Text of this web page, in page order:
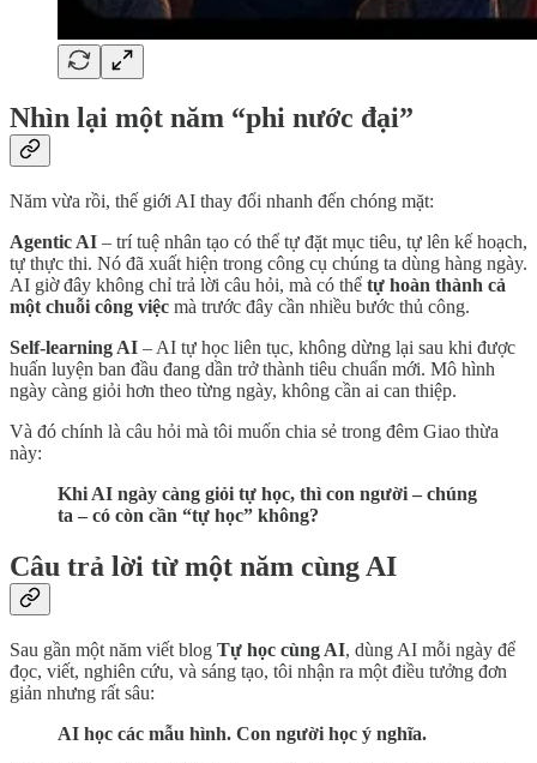
Nhìn lại một năm “phi nước đại”
Năm vừa rồi, thế giới AI thay đổi nhanh đến chóng mặt:
Agentic AI – trí tuệ nhân tạo có thể tự đặt mục tiêu, tự lên kế hoạch,
tự thực thi. Nó đã xuất hiện trong công cụ chúng ta dùng hàng ngày.
AI giờ đây không chỉ trả lời câu hỏi, mà có thể tự hoàn thành cả
một chuỗi công việc mà trước đây cần nhiều bước thủ công.
Self-learning AI – AI tự học liên tục, không dừng lại sau khi được
huấn luyện ban đầu đang dần trở thành tiêu chuẩn mới. Mô hình
ngày càng giỏi hơn theo từng ngày, không cần ai can thiệp.
Và đó chính là câu hỏi mà tôi muốn chia sẻ trong đêm Giao thừa
này:
Khi AI ngày càng giỏi tự học, thì con người – chúng
ta – có còn cần “tự học” không?
Câu trả lời từ một năm cùng AI
Sau gần một năm viết blog Tự học cùng AI, dùng AI mỗi ngày để
đọc, viết, nghiên cứu, và sáng tạo, tôi nhận ra một điều tưởng đơn
giản nhưng rất sâu:
AI học các mẫu hình. Con người học ý nghĩa.